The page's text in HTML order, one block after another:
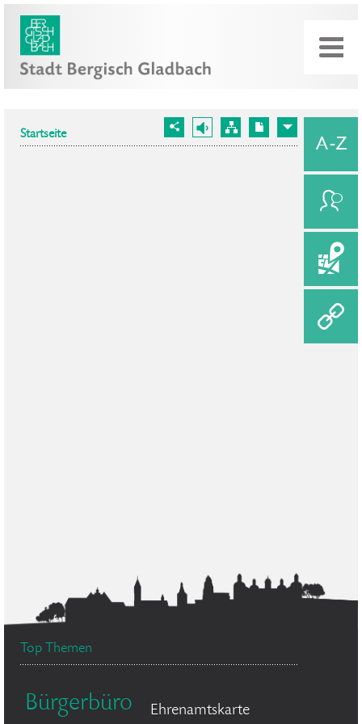
Startseite
Top Themen
Bürgerbüro Ehrenamtskarte